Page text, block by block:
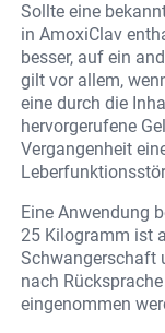
Sollte eine
in AmoxiClav
besser, auf ein
gilt vor allem,
eine durch die
hervorgerufene
Vergangenheit
Eine Anwendung
25 Kilogramm ist
Schwangerschaft
nach
eingenommen